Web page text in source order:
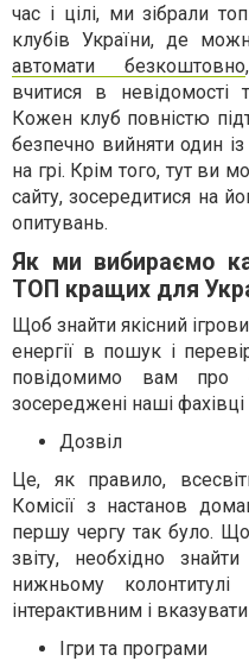
час і цілі, ми зібрали
клубів України, де
автомати безкоштовно
вчитися в невідомості
Кожен клуб повністю
безпечно вийняти один
на грі. Крім того, тут ви
сайту, зосередитися на
опитувань.
Як ми вибиpaємo
TOП кpaщиx для
Щоб знайти якісний
енергії в пошук і
повідомимо вам про
зосереджені наші
Дозвіл
Це, як правило,
Комісії з настанов
першу чергу так було.
звіту, необхідно
нижньому
інтерактивним і
Ігри та програми